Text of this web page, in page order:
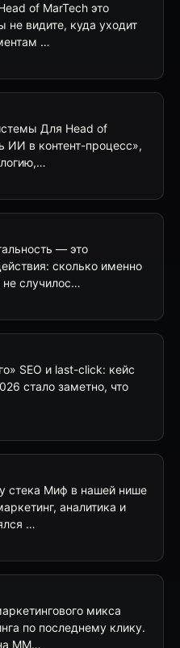
of MarTech это
не видите, куда уходит
…
Для Head of
ИИ в контент-процесс»,
— это
сколько именно
не случилос…
SEO и last-click: кейс
стало заметно, что
стека Миф в нашей нише
аналитика и
…
микса
по последнему клику.
MM…